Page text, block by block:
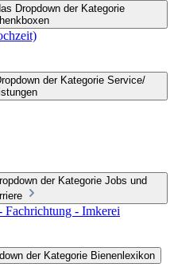
Dropdown der Kategorie
der Kategorie Service/
der Kategorie Jobs und
- Imkerei
der Kategorie Bienenlexikon